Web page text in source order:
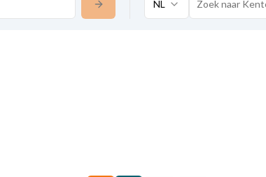
NL